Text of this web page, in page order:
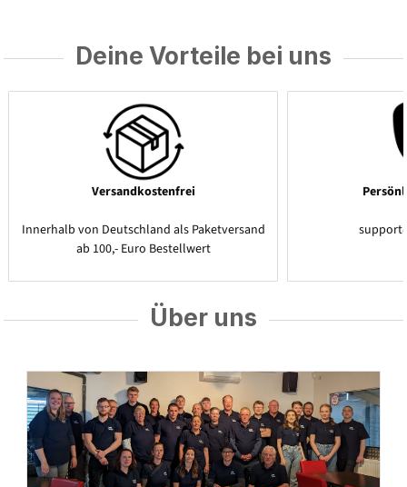
Deine Vorteile bei uns
Versandkostenfrei
Innerhalb von Deutschland als Paketversand
ab 100,- Euro Bestellwert
Über uns